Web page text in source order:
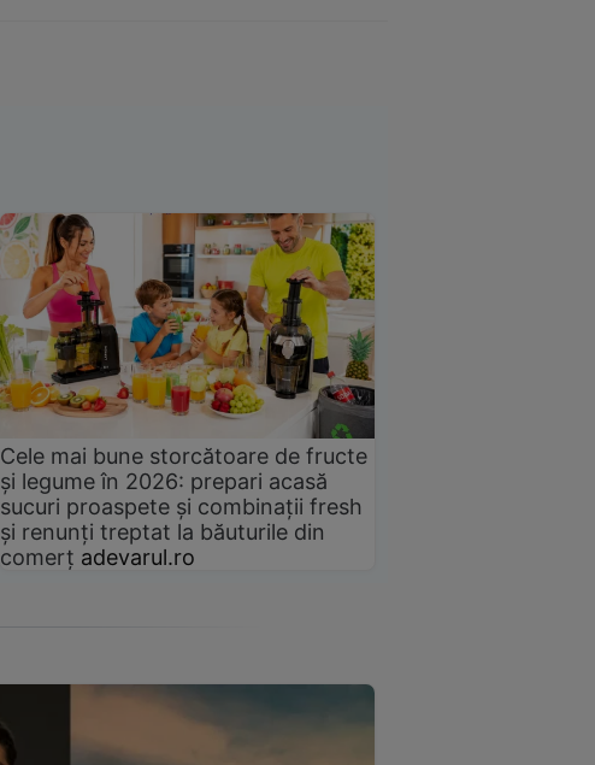
Cele mai bune storcătoare de fructe
și legume în 2026: prepari acasă
sucuri proaspete și combinații fresh
și renunți treptat la băuturile din
comerț adevarul.ro